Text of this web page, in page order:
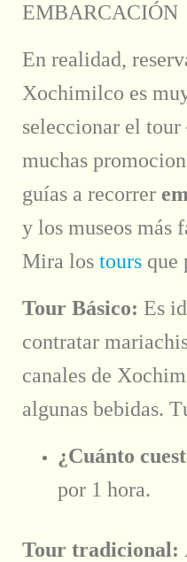
EMBARCACIÓN
En realidad,
Xochimilco es
seleccionar el
muchas
guías a recorrer
y los museos más
Mira los tours que
Tour Básico: Es
contratar
canales de
algunas bebidas.
¿Cuánto
por 1 hora.
Tour tradicional: